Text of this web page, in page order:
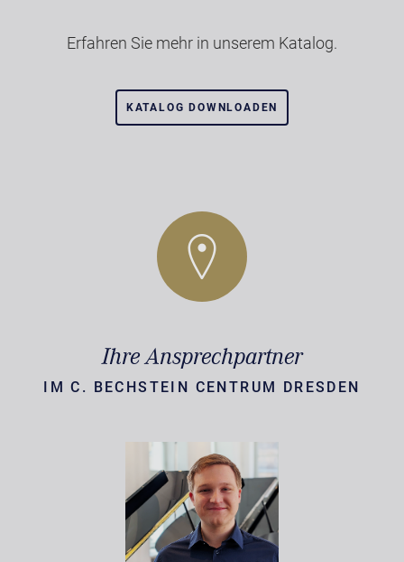
Erfahren Sie mehr in unserem Katalog.
KATALOG DOWNLOADEN
Ihre Ansprechpartner
IM C. BECHSTEIN CENTRUM DRESDEN